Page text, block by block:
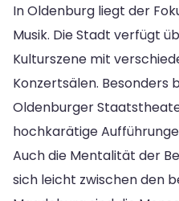
In Oldenburg liegt der
Musik. Die Stadt verfügt
Kulturszene mit
Konzertsälen. Besonders
Oldenburger
hochkarätige
Auch die Mentalität der
sich leicht zwischen den